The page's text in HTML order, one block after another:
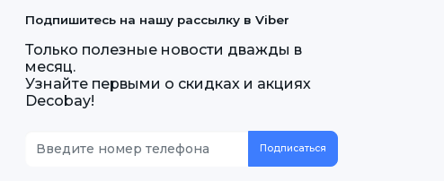
Подпишитесь на нашу рассылку в Viber
Только полезные новости дважды в
месяц.
Узнайте первыми о скидках и акциях
Decobay!